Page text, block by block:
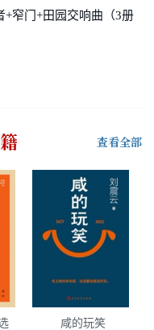
查看全部
咸的玩笑